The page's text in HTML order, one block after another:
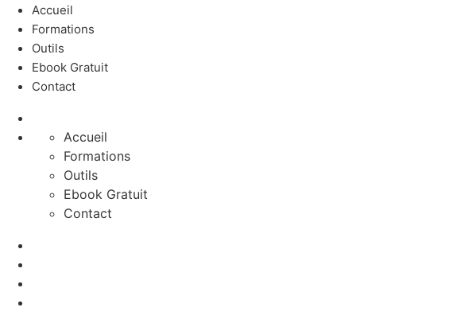
Accueil
Formations
Outils
Ebook Gratuit
Contact
Accueil
Formations
Outils
Ebook Gratuit
Contact